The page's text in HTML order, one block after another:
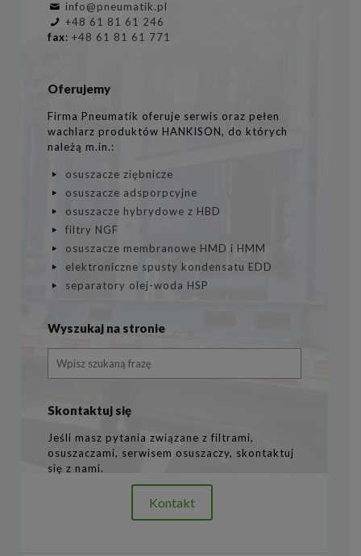
info@pneumatik.pl
+48 61 81 61 246
fax: +48 61 81 61 771
Oferujemy
Firma Pneumatik oferuje serwis oraz pełen
wachlarz produktów HANKISON, do których
należą m.in.:
osuszacze ziębnicze
osuszacze adsporpcyjne
osuszacze hybrydowe z HBD
filtry NGF
osuszacze membranowe HMD i HMM
elektroniczne spusty kondensatu EDD
separatory olej-woda HSP
Wyszukaj na stronie
Skontaktuj się
Jeśli masz pytania związane z filtrami,
osuszaczami, serwisem osuszaczy, skontaktuj
się z nami.
Kontakt